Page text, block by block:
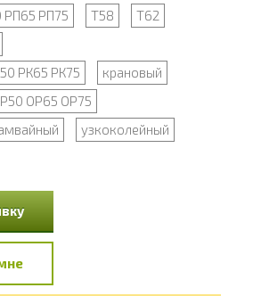
РП65 РП75 Т58
Т62
РК65 РК75
крановый
ОР65 ОР75
узкоколейный